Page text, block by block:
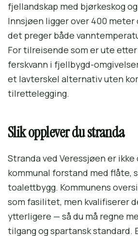
fjellandskap med bjørkeskog
Innsjøen ligger over 400 meter
det preger både
For tilreisende som er ute
ferskvann i fjellbygd-
et lavterskel alternativ uten
tilrettelegging.
Slik opplever du stranda
Stranda ved Veressjøen er
kommunal forstand med flåte,
toalettbygg. Kommunens
som fasilitet, men kvalifiserer
ytterligere — så du må regne
tilgang og spartansk standard.